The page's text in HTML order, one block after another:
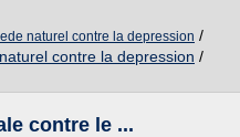
naturel contre la depression /
contre la depression /
contre le ...